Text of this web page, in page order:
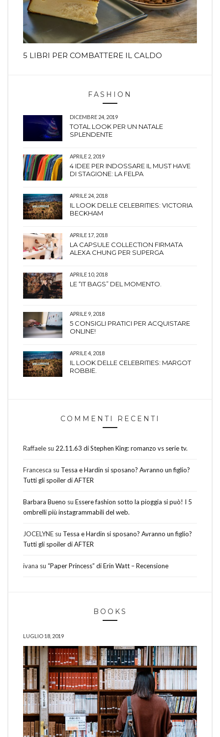
5 LIBRI PER COMBATTERE IL CALDO
FASHION
DICEMBRE 24, 2019
TOTAL LOOK PER UN NATALE
SPLENDENTE
APRILE 2, 2019
4 IDEE PER INDOSSARE IL MUST HAVE
DI STAGIONE: LA FELPA
APRILE 24, 2018
IL LOOK DELLE CELEBRITIES: VICTORIA
BECKHAM
APRILE 17, 2018
LA CAPSULE COLLECTION FIRMATA
ALEXA CHUNG PER SUPERGA
APRILE 10, 2018
LE “IT BAGS” DEL MOMENTO.
APRILE 9, 2018
5 CONSIGLI PRATICI PER ACQUISTARE
ONLINE!
APRILE 4, 2018
IL LOOK DELLE CELEBRITIES: MARGOT
ROBBIE.
COMMENTI RECENTI
Raffaele su 22.11.63 di Stephen King: romanzo vs serie tv.
Francesca su Tessa e Hardin si sposano? Avranno un figlio?
Tutti gli spoiler di AFTER
Barbara Bueno su Essere fashion sotto la pioggia si può! I 5
ombrelli più instagrammabili del web.
JOCELYNE su Tessa e Hardin si sposano? Avranno un figlio?
Tutti gli spoiler di AFTER
ivana su “Paper Princess” di Erin Watt – Recensione
BOOKS
LUGLIO 18, 2019